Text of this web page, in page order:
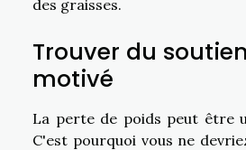
des graisses.
Trouver du
motivé
La perte de poids peut être
C'est pourquoi vous ne